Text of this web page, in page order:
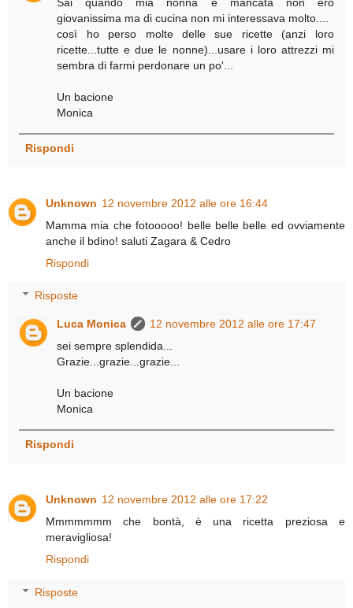
giovanissima ma di cucina non mi interessava molto....
così ho perso molte delle sue ricette (anzi loro
ricette...tutte e due le nonne)...usare i loro attrezzi mi
sembra di farmi perdonare un po'...
Un bacione
Monica
Rispondi
Unknown 12 novembre 2012 alle ore 16:44
Mamma mia che fotooooo! belle belle belle ed ovviamente
anche il bdino! saluti Zagara & Cedro
Rispondi
Risposte
Luca Monica
12 novembre 2012 alle ore 17:47
sei sempre splendida...
Grazie...grazie...grazie...
Un bacione
Monica
Rispondi
Unknown 12 novembre 2012 alle ore 17:22
Mmmmmmm che bontà, è una ricetta preziosa e
meravigliosa!
Rispondi
Risposte